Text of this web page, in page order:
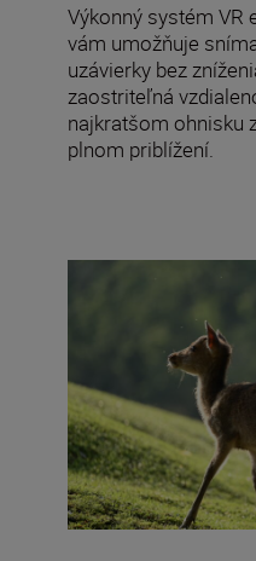
Výkonný systém VR
vám umožňuje
uzávierky bez
zaostriteľná
najkratšom ohnisku
plnom priblížení.